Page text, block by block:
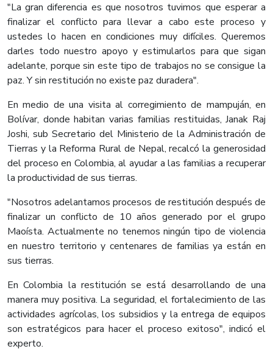
"La gran diferencia es que nosotros tuvimos que esperar a
finalizar el conflicto para llevar a cabo este proceso y
ustedes lo hacen en condiciones muy difíciles. Queremos
darles todo nuestro apoyo y estimularlos para que sigan
adelante, porque sin este tipo de trabajos no se consigue la
paz. Y sin restitución no existe paz duradera".
En medio de una visita al corregimiento de mampuján, en
Bolívar, donde habitan varias familias restituidas, Janak Raj
Joshi, sub Secretario del Ministerio de la Administración de
Tierras y la Reforma Rural de Nepal, recalcó la generosidad
del proceso en Colombia, al ayudar a las familias a recuperar
la productividad de sus tierras.
"Nosotros adelantamos procesos de restitución después de
finalizar un conflicto de 10 años generado por el grupo
Maoísta. Actualmente no tenemos ningún tipo de violencia
en nuestro territorio y centenares de familias ya están en
sus tierras.
En Colombia la restitución se está desarrollando de una
manera muy positiva. La seguridad, el fortalecimiento de las
actividades agrícolas, los subsidios y la entrega de equipos
son estratégicos para hacer el proceso exitoso", indicó el
experto.